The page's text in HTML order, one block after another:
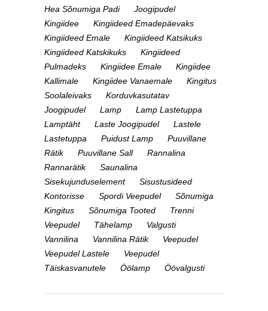
Hea Sõnumiga Padi
Joogipudel
Kingiidee
Kingiideed Emadepäevaks
Kingiideed Emale
Kingiideed Katsikuks
Kingiideed Katskikuks
Kingiideed
Pulmadeks
Kingiidee Emale
Kingiidee
Kallimale
Kingiidee Vanaemale
Kingitus
Soolaleivaks
Korduvkasutatav
Joogipudel
Lamp
Lamp Lastetuppa
Lamptäht
Laste Joogipudel
Lastele
Lastetuppa
Puidust Lamp
Puuvillane
Rätik
Puuvillane Sall
Rannalina
Rannarätik
Saunalina
Sisekujunduselement
Sisustusideed
Kontorisse
Spordi Veepudel
Sõnumiga
Kingitus
Sõnumiga Tooted
Trenni
Veepudel
Tähelamp
Valgusti
Vannilina
Vannilina Rätik
Veepudel
Veepudel Lastele
Veepudel
Täiskasvanutele
Öölamp Öövalgusti